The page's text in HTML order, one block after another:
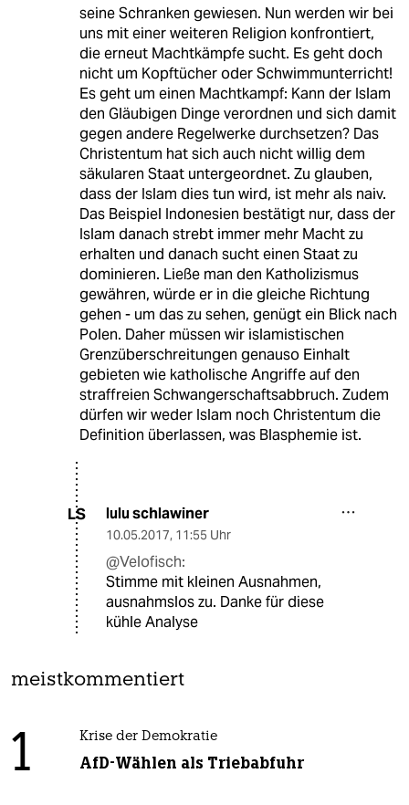
seine Schranken gewiesen. Nun werden wir bei
uns mit einer weiteren Religion konfrontiert,
die erneut Machtkämpfe sucht. Es geht doch
nicht um Kopftücher oder Schwimmunterricht!
Es geht um einen Machtkampf: Kann der Islam
den Gläubigen Dinge verordnen und sich damit
gegen andere Regelwerke durchsetzen? Das
Christentum hat sich auch nicht willig dem
säkularen Staat untergeordnet. Zu glauben,
dass der Islam dies tun wird, ist mehr als naiv.
Das Beispiel Indonesien bestätigt nur, dass der
Islam danach strebt immer mehr Macht zu
erhalten und danach sucht einen Staat zu
dominieren. Ließe man den Katholizismus
gewähren, würde er in die gleiche Richtung
gehen - um das zu sehen, genügt ein Blick nach
Polen. Daher müssen wir islamistischen
Grenzüberschreitungen genauso Einhalt
gebieten wie katholische Angriffe auf den
straffreien Schwangerschaftsabbruch. Zudem
dürfen wir weder Islam noch Christentum die
Definition überlassen, was Blasphemie ist.
LS lulu schlawiner
10.05.2017, 11:55 Uhr
@Velofisch:
Stimme mit kleinen Ausnahmen,
ausnahmslos zu. Danke für diese
kühle Analyse
meistkommentiert
1 Krise der Demokratie
AfD-Wählen als Triebabfuhr